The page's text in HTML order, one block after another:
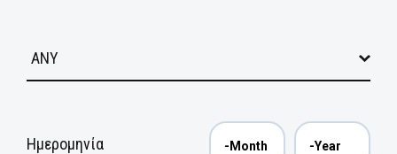
Ημερομηνία